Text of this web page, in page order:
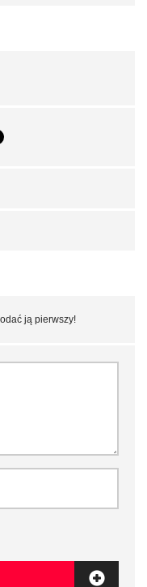
ją pierwszy!